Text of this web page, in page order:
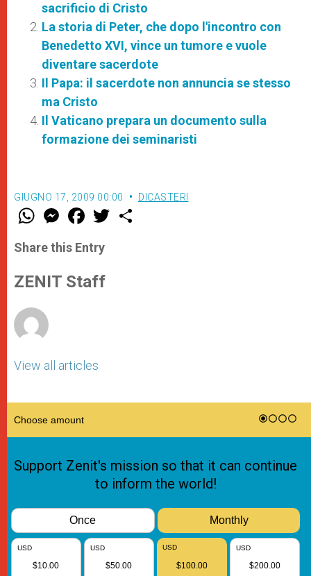
sacrificio di Cristo
La storia di Peter, che dopo l'incontro con
Benedetto XVI, vince un tumore e vuole
diventare sacerdote
Il Papa: il sacerdote non annuncia se stesso
ma Cristo
Il Vaticano prepara un documento sulla
formazione dei seminaristi
GIUGNO 17, 2009 00:00 DICASTERI
W
t
s
p
p
M
e
s
e
g
e
F
a
e
b
o
k
w
Share this Entry
ZENIT Staff
View all articles